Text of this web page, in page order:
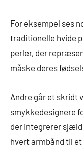
For eksempel ses
traditionelle hvide
perler, der
måske deres
Andre går et skridt
smykkedesignere
der integrerer
hvert armbånd til